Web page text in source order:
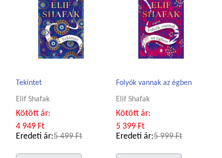
Tekintet
Elif Shafak
Kötött ár:
4 949 Ft
Eredeti ár:5 499 Ft
Folyók vannak az égben
Elif Shafak
Kötött ár:
5 399 Ft
Eredeti ár:5 999 Ft